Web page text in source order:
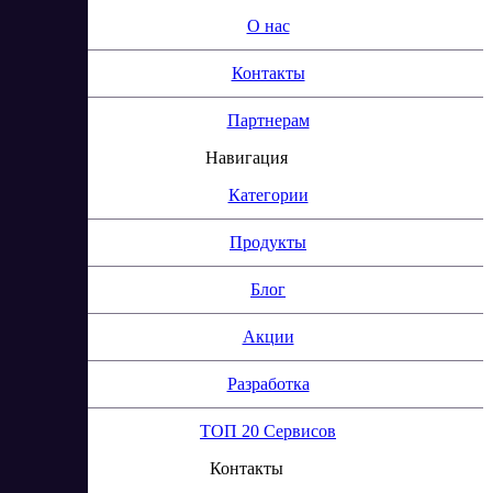
О нас
Контакты
Партнерам
Навигация
Категории
Продукты
Блог
Акции
Разработка
ТОП 20 Сервисов
Контакты